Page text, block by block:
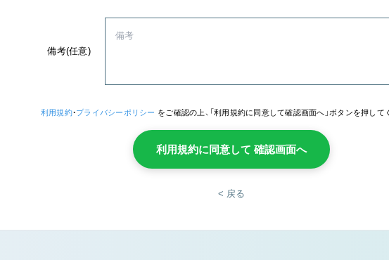
備考(任意)
利用規約・プライバシーポリシー をご確認の上、「利用規約に同意して確認画面へ」ボタンを押して
利用規約に同意して 確認画面へ
< 戻る